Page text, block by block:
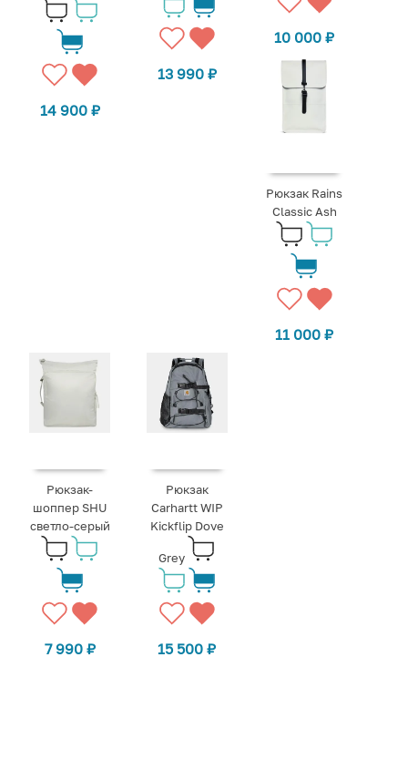
14 900 ₽
13 990 ₽
10 000₽
Рюкзак Rains
Classic Ash
11 000₽
Рюкзак-
шоппер SHU
светло-серый
7 990 ₽
Рюкзак
Carhartt WIP
Kickflip Dove
Grey
15 500₽